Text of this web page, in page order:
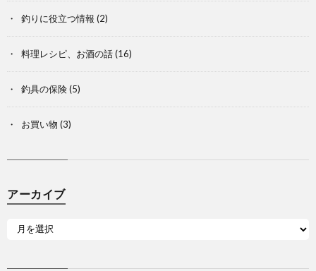
釣りに役立つ情報 (2)
料理レシピ、お酒の話(16)
釣具の保険(5)
お買い物 (3)
アーカイブ